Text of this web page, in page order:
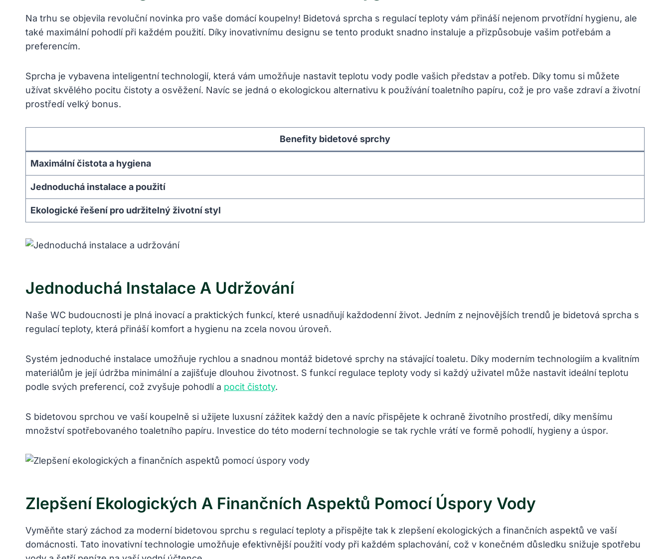
Na trhu se objevila revoluční novinka pro vaše domácí koupelny! Bidetová sprcha s regulací teploty vám přináší nejenom prvotřídní hygienu, ale
také maximální pohodlí při každém použití. Díky inovativnímu designu se tento produkt snadno instaluje a přizpůsobuje vašim potřebám a
preferencím.
Sprcha je vybavena inteligentní technologií, která vám umožňuje nastavit teplotu vody podle vašich představ a potřeb. Díky tomu si můžete
užívat skvělého pocitu čistoty a osvěžení. Navíc se jedná o ekologickou alternativu k používání toaletního papíru, což je pro vaše zdraví a životní
prostředí velký bonus.
Benefity bidetové sprchy
Maximální čistota a hygiena
Jednoduchá instalace a použití
Ekologické řešení pro udržitelný životní styl
Jednoduchá Instalace A Udržování
Naše WC budoucnosti je plná inovací a praktických funkcí, které usnadňují každodenní život. Jedním z nejnovějších trendů je bidetová sprcha s
regulací teploty, která přináší komfort a hygienu na zcela novou úroveň.
Systém jednoduché instalace umožňuje rychlou a snadnou montáž bidetové sprchy na stávající toaletu. Díky moderním technologiím a kvalitním
materiálům je její údržba minimální a zajišťuje dlouhou životnost. S funkcí regulace teploty vody si každý uživatel může nastavit ideální teplotu
podle svých preferencí, což zvyšuje pohodlí a pocit čistoty.
S bidetovou sprchou ve vaší koupelně si užijete luxusní zážitek každý den a navíc přispějete k ochraně životního prostředí, díky menšímu
množství spotřebovaného toaletního papíru. Investice do této moderní technologie se tak rychle vrátí ve formě pohodlí, hygieny a úspor.
Zlepšení Ekologických A Finančních Aspektů Pomocí Úspory Vody
Vyměňte starý záchod za moderní bidetovou sprchu s regulací teploty a přispějte tak k zlepšení ekologických a finančních aspektů ve vaší
domácnosti. Tato inovativní technologie umožňuje efektivnější použití vody při každém splachování, což v konečném důsledku snižuje spotřebu